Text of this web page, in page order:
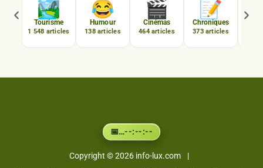
🏞️
Tourisme
1 548 articles
😂
Humour
138 articles
🎬
Cinémas
464 articles
📝
Chroniques
373 articles
📅…--:--:--
Copyright © 2026 info-lux.com